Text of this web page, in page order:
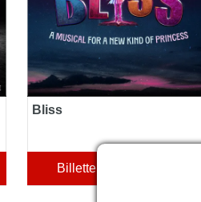
Bliss
Billetter og information